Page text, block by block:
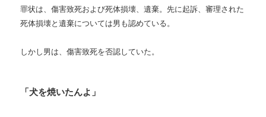
罪状は、傷害致死および死体損壊、遺棄。先に起訴、審理された
死体損壊と遺棄については男も認めている。
しかし男は、傷害致死を否認していた。
「犬を焼いたんよ」